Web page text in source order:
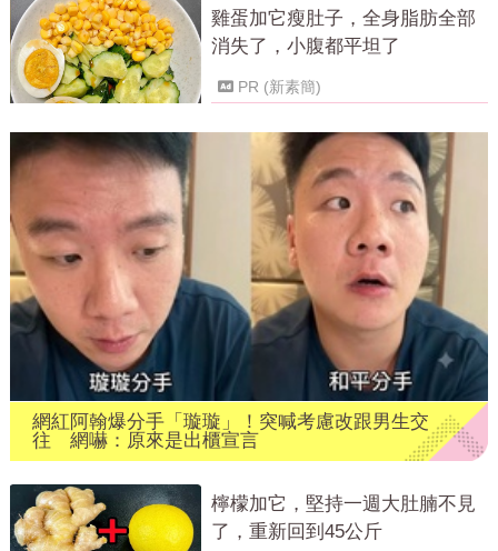
雞蛋加它瘦肚子，全身脂肪全部
消失了，小腹都平坦了
PR (新素簡)
網紅阿翰爆分手「璇璇」！突喊考慮改跟男生交
往 網嚇：原來是出櫃宣言
檸檬加它，堅持一週大肚腩不見
了，重新回到45公斤